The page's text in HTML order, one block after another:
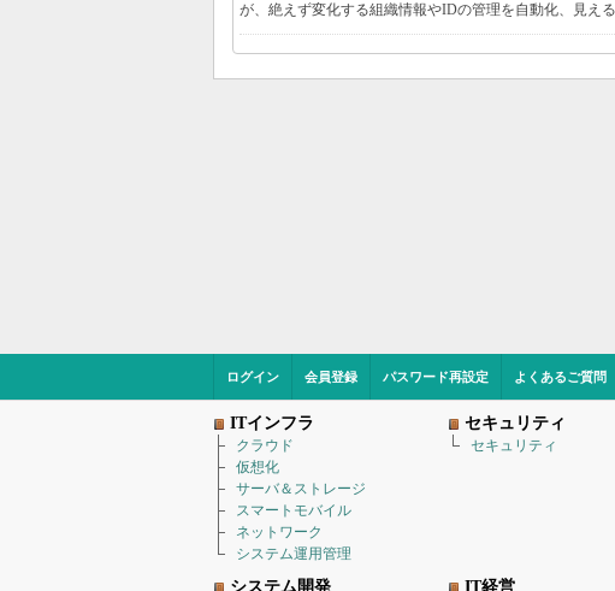
が、絶えず変化する組織情報やIDの管理を自動化、見え
ログイン 会員登録 パスワード再設定 よくあるご質問
ITインフラ
クラウド
仮想化
サーバ＆ストレージ
スマートモバイル
ネットワーク
システム運用管理
セキュリティ
セキュリティ
システム開発 IT経営